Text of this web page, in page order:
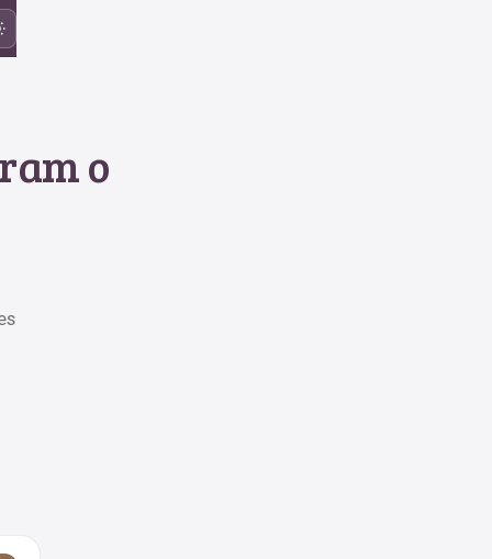
o